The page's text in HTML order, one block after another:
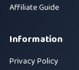
Affiliate Guide
Information
Privacy Policy